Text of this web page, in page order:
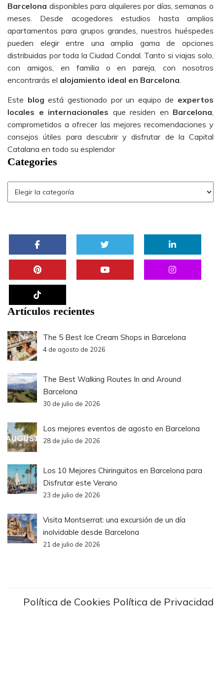
Barcelona disponibles para alquileres por días, semanas o
meses. Desde acogedores estudios hasta amplios
apartamentos para grupos grandes, nuestros huéspedes
pueden elegir entre una amplia gama de opciones
distribuidas por toda la Ciudad Condal. Tanto si viajas solo,
con amigos, en familia o en pareja, con nosotros
encontrarás el alojamiento ideal en Barcelona
Este blog está gestionado por un equipo de expertos
locales e internacionales que residen en Barcelona
comprometidos a ofrecer las mejores recomendaciones y
consejos útiles para descubrir y disfrutar de la Capital
Catalana en todo su esplendor
Categories
Artículos recientes
The 5 Best Ice Cream Shops in Barcelona
4 de agosto de 2026
The Best Walking Routes In and Around
Barcelona
30 de julio de 2026
Los mejores eventos de agosto en Barcelona
28 de julio de 2026
Los 10 Mejores Chiringuitos en Barcelona para
Disfrutar este Verano
23 de julio de 2026
Visita Montserrat: una excursión de un día
inolvidable desde Barcelona
21 de julio de 2026
Política de Cookies Política de Privacidad